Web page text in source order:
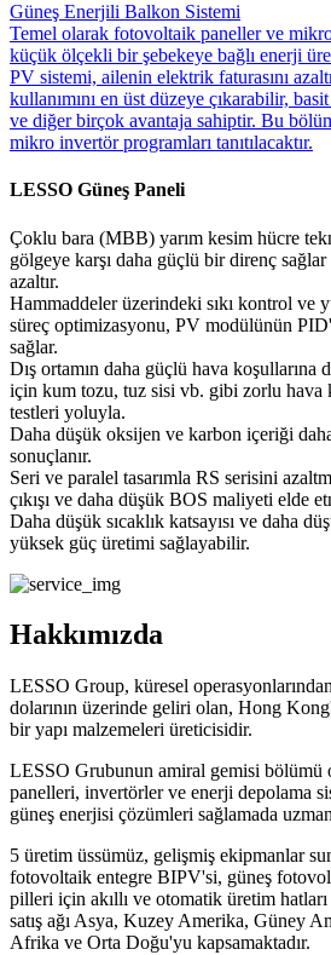
Güneş Enerjili Balkon Sistemi
Temel olarak fotovoltaik paneller ve
küçük ölçekli bir şebekeye bağlı enerji
PV sistemi, ailenin elektrik faturasını
kullanımını en üst düzeye çıkarabilir,
ve diğer birçok avantaja sahiptir. Bu
mikro invertör programları tanıtılacaktır.
LESSO Güneş Paneli
Çoklu bara (MBB) yarım kesim hücre
gölgeye karşı daha güçlü bir direnç
azaltır.
Hammaddeler üzerindeki sıkı kontrol ve
süreç optimizasyonu, PV modülünün
sağlar.
Dış ortamın daha güçlü hava koşullarına
için kum tozu, tuz sisi vb. gibi zorlu hava
testleri yoluyla.
Daha düşük oksijen ve karbon içeriği
sonuçlanır.
Seri ve paralel tasarımla RS serisini
çıkışı ve daha düşük BOS maliyeti elde
Daha düşük sıcaklık katsayısı ve daha
yüksek güç üretimi sağlayabilir.
Hakkımızda
LESSO Group, küresel
dolarının üzerinde geliri olan, Hong
bir yapı malzemeleri üreticisidir.
LESSO Grubunun amiral gemisi bölümü
panelleri, invertörler ve enerji depolama
güneş enerjisi çözümleri sağlamada
5 üretim üssümüz, gelişmiş ekipmanlar
fotovoltaik entegre BIPV'si, güneş
pilleri için akıllı ve otomatik üretim
satış ağı Asya, Kuzey Amerika, Güney
Afrika ve Orta Doğu'yu kapsamaktadır.